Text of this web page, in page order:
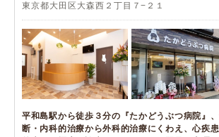
東京都大田区大森西２丁目７−２１
平和島駅から徒歩３分の『たかどうぶつ病院』
断・内科的治療から外科的治療にくわえ、心疾